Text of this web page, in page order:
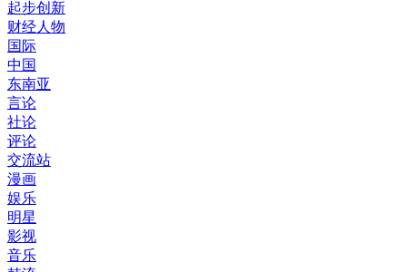
起步创新
财经人物
国际
中国
东南亚
言论
社论
评论
交流站
漫画
娱乐
明星
影视
音乐